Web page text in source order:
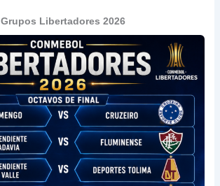
Grupos Libertadores 2026